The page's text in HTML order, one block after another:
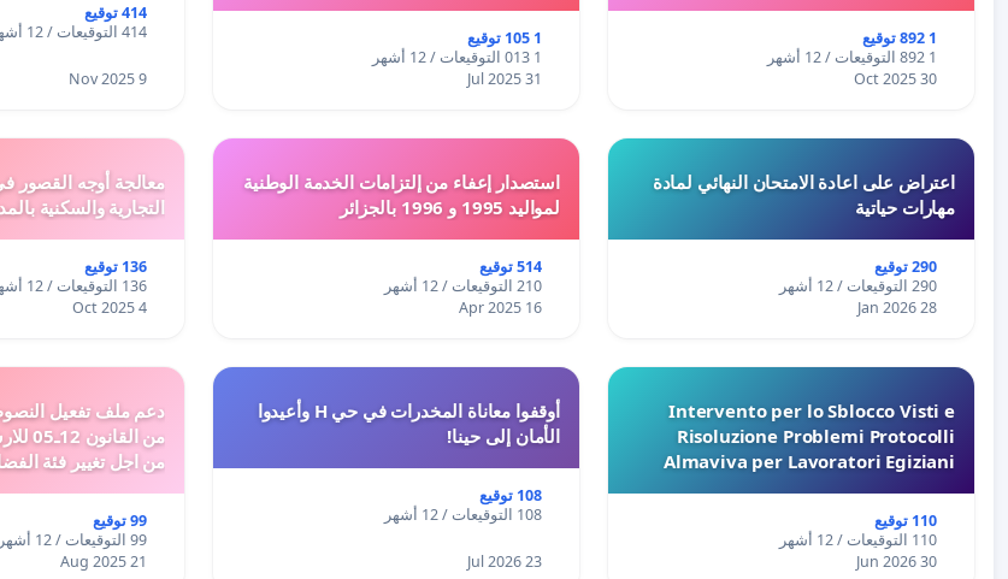
1 892 توقيع
1 892 التوقيعات / 12 أشهر
30 Oct 2025
1 105 توقيع
1 013 التوقيعات / 12 أشهر
31 Jul 2025
414 توقيع
414 التوقيعات / 12 أشهر
9 Nov 2025
اعتراض على اعادة الامتحان النهائي لمادة
مهارات حياتية
290 توقيع
290 التوقيعات / 12 أشهر
28 Jan 2026
استصدار إعفاء من إلتزامات الخدمة الوطنية
لمواليد 1995 و 1996 بالجزائر
514 توقيع
210 التوقيعات / 12 أشهر
16 Apr 2025
معالجة أوجه القصور
التجارية والسكنية
136 توقيع
136 التوقيعات / 12 أشهر
4 Oct 2025
Intervento per lo Sblocco Visti e
Risoluzione Problemi Protocolli
Almaviva per Lavoratori Egiziani
110 توقيع
110 التوقيعات / 12 أشهر
30 Jun 2026
أوقفوا معاناة المخدرات في حي H وأعيدوا
الأمان إلى حينا!
108 توقيع
108 التوقيعات / 12 أشهر
23 Jul 2026
من
من اجل تغيير فئة
99 توقيع
99 التوقيعات / 12 أشهر
21 Aug 2025